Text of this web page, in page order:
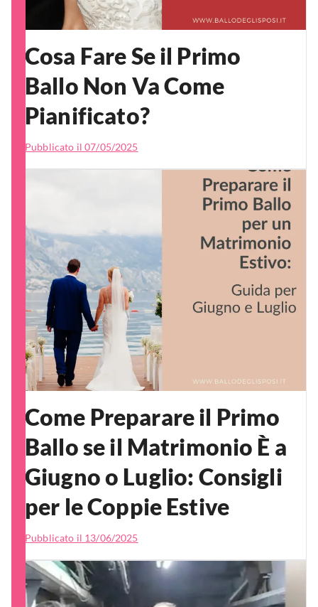
Cosa Fare Se il Primo
Ballo Non Va Come
Pianificato?
Pubblicato il07/05/2025
Come Preparare il Primo
Ballo se il Matrimonio È a
Giugno o Luglio: Consigli
per le Coppie Estive
Pubblicato il 13/06/2025